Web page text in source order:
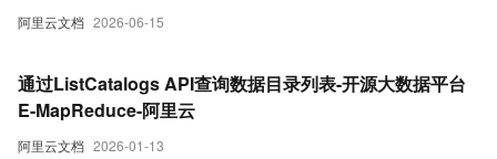
阿里云文档 2026-06-15
阿里云文档 2026-01-13
通过ListCatalogs API查询数据目录列表-开源大数据平台
E-MapReduce-阿里云